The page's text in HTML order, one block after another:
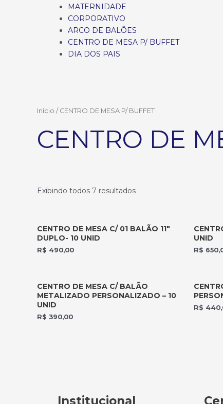
MATERNIDADE
CORPORATIVO
ARCO DE BALÕES
CENTRO DE MESA P/ BUFFET
DIA DOS PAIS
Início / CENTRO DE MESA P/ BUFFET
CENTRO DE
Exibindo todos 7 resultados
CENTRO DE MESA C/ 01 BALÃO 11″
DUPLO- 10 UNID
R$ 490,00
UNID
R$
CENTRO DE MESA C/ BALÃO
METALIZADO PERSONALIZADO – 10
UNID
R$ 390,00
R$
Institucional